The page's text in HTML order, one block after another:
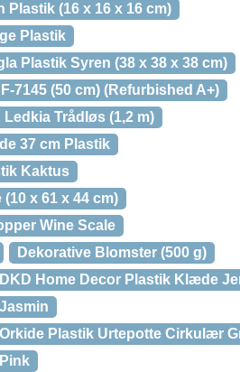
Plastik (16 x 16 x 16 cm)
Plastik
Plastik Syren (38 x 38 x 38 cm)
7145 (50 cm) (Refurbished A+)
Trådløs (1,2 m)
37 cm Plastik
Kaktus
x 61 x 44 cm)
Wine Scale
Dekorative Blomster (500 g)
Home Decor Plastik Klæde
Plastik Urtepotte Cirkulær